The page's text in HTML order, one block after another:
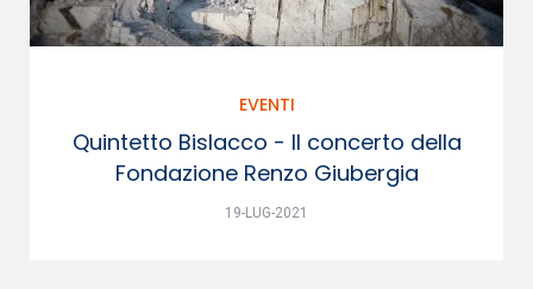
EVENTI
Quintetto Bislacco - Il concerto della
Fondazione Renzo Giubergia
19-LUG-2021